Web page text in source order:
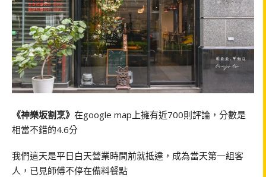
《神樂坂割烹》 在google map上擁有近700則評論，分數是
相當不錯的4.6分
我們這天是平日白天營業時間前就抵達，成為當天第一組客
人，已見師傅不停在備料餐點